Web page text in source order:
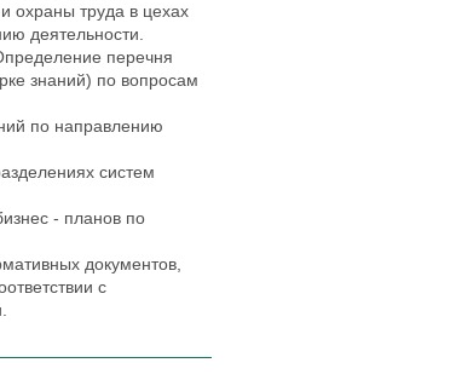
охраны труда в цехах
деятельности.
перечня
знаний) по вопросам
по направлению
систем
- планов по
документов,
с